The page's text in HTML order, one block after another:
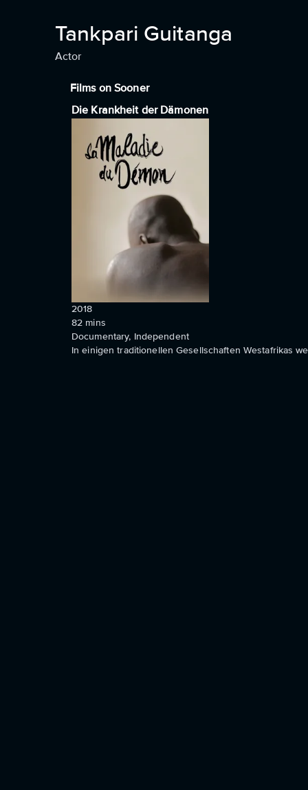
Tankpari Guitanga
Actor
Films on Sooner
Die Krankheit der Dämonen
2018
82 mins
Documentary, Independent
In einigen traditionellen Gesellschaften Westafrikas